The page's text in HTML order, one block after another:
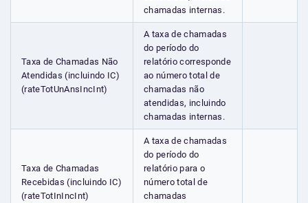
chamadas internas.
Taxa de Chamadas Não
Atendidas (incluindo IC)
(rateTotUnAnsIncInt)
A taxa de chamadas
do período do
relatório corresponde
ao número total de
chamadas não
atendidas, incluindo
chamadas internas.
Taxa de Chamadas
Recebidas (incluindo IC)
(rateTotInIncInt)
A taxa de chamadas
do período do
relatório para o
número total de
chamadas